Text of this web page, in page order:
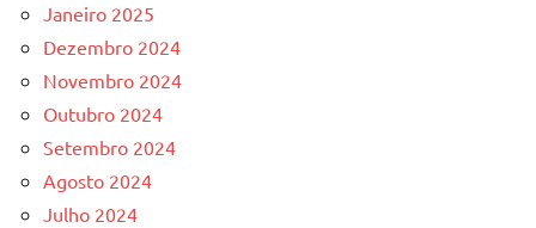
Janeiro 2025
Dezembro 2024
Novembro 2024
Outubro 2024
Setembro 2024
Agosto 2024
Julho 2024